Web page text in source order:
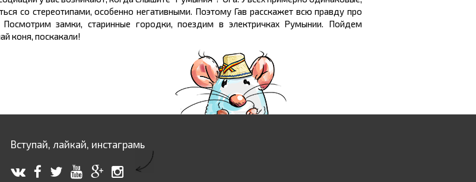
со стереотипами, особенно негативными. Поэтому Гав расскажет всю правду про
замки, старинные городки, поездим в электричках Румынии. Пойдем
коня, поскакали!
Вступай, лайкай, инстаграмь